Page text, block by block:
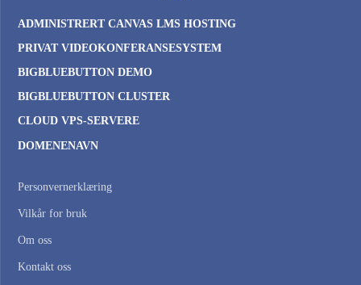
ADMINISTRERT CANVAS LMS HOSTING
PRIVAT VIDEOKONFERANSESYSTEM
BIGBLUEBUTTON DEMO
BIGBLUEBUTTON CLUSTER
CLOUD VPS-SERVERE
DOMENENAVN
Personvernerklæring
Vilkår for bruk
Om oss
Kontakt oss